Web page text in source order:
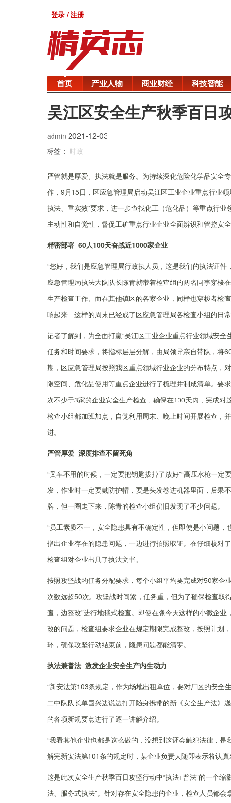
登录 / 注册
首页 产业人物 商业财经 科技智能
吴江区安全生产秋季百日
admin 2021-12-03
标签： 时政
严管就是厚爱、执法就是服务。为持续深化危险化学品安全
作，9月15日，区应急管理局启动吴江区工业企业重点行业
执法、重实效”要求，进一步查找化工（危化品）等重点行
主动性和自觉性，督促工矿重点行业企业全面辨识和管控安
精密部署 60人100天奋战近1000家企业
“您好，我们是应急管理局行政执人员，这是我们的执法证
应急管理局执法大队队长陈青就带着检查组的两名同事穿梭
生产检查工作。而在其他镇区的各家企业，同样也穿梭者检
响起来，这样的周末已经成了区应急管理局各检查小组的日常
记者了解到，为全面打赢“吴江区工业企业重点行业领域安
任务和时间要求，将指标层层分解，由局领导亲自带队，将
期，区应急管理局按照我区重点领域行业企业的分布特点，
限空间、危化品使用等重点企业进行了梳理并制成清单。要
次不少于3家的企业安全生产检查，确保在100天内，完成
检查小组都加班加点，自觉利用周末、晚上时间开展检查，
进。
严管厚爱 深度排查不留死角
“叉车不用的时候，一定要把钥匙拔掉了放好”“高压水枪一定
发，作业时一定要戴防护帽，要是头发卷进机器里面，后
牌，但一圈走下来，陈青的检查小组仍旧发现了不少问题。
“员工素质不一，安全隐患具有不确定性，但即使是小问题
指出企业存在的隐患问题，一边进行拍照取证。在仔细核对
检查组对企业出具了执法文书。
按照攻坚战的任务分配要求，每个小组平均要完成对50家企
次数远超50次。攻坚战时间紧，任务重，但为了确保检查取
查，边整改”进行地毯式检查。即使在像今天这样的小微企
改的问题，检查组要求企业在规定期限完成整改，按照计划
环，确保攻坚行动结束前，隐患问题都能清零。
执法兼普法 激发企业安全生产内生动力
“新安法第103条规定，作为场地出租单位，要对厂区的安
二中队队长单国兴边说边打开随身携带的新《安全生产法》
的各项新规要点进行了逐一讲解介绍。
“我看其他企业也都是这么做的，没想到这还会触犯法律，
解完新安法第101条的规定时，某企业负责人随即表示将认
这是此次安全生产秋季百日攻坚行动中“执法+普法”的一个
法、服务式执法”。针对存在安全隐患的企业，检查人员都